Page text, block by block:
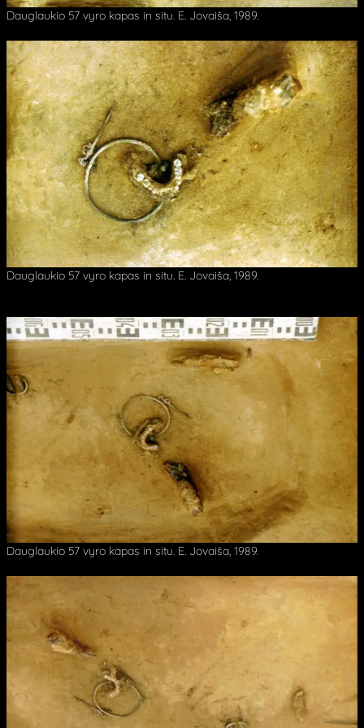
Dauglaukio 57 vyro kapas in situ. E. Jovaiša, 1989.
Dauglaukio 57 vyro kapas in situ. E. Jovaiša, 1989.
Dauglaukio 57 vyro kapas in situ. E. Jovaiša, 1989.